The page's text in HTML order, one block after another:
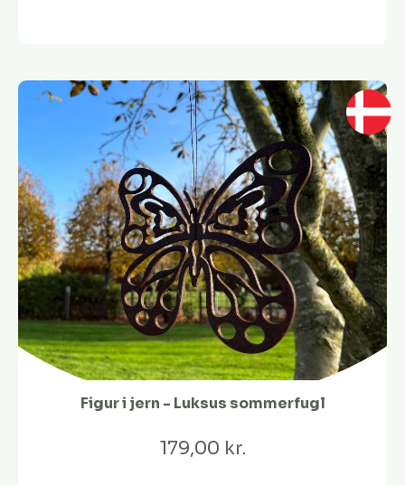
Figur i jern - Luksus sommerfugl
179,00 kr.